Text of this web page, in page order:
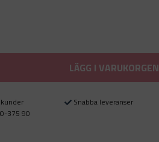
LÄGG I VARUKORGEN
Snabba leveranser
375 90